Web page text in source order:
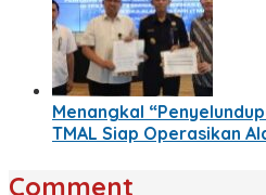
Menangkal
TMAL Siap Operasikan
Comment